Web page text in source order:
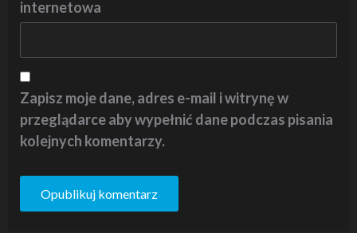
internetowa
Zapisz moje dane, adres e-mail i witrynę w
przeglądarce aby wypełnić dane podczas pisania
kolejnych komentarzy.